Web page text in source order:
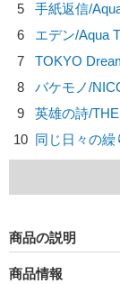
5
手紙返信/
6
エデン/Aqua
7
TOKYO
8
バケモノ/
9
英雄の詩/
10 同じ日々の繰
商品の説明
商品情報